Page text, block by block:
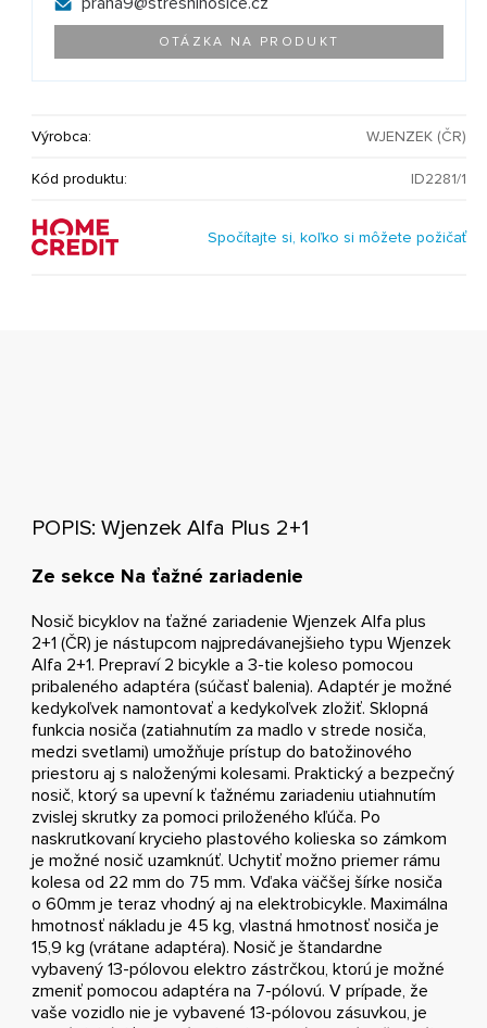
OTÁZKA NA PRODUKT
Výrobca: WJENZEK (ČR)
Kód produktu: ID2281/1
Spočítajte si, koľko si môžete požičať
POPIS: Wjenzek Alfa Plus 2+1
Ze sekce Na ťažné zariadenie
Nosič bicyklov na ťažné zariadenie Wjenzek Alfa plus
2+1 (ČR) je nástupcom najpredávanejšieho typu Wjenzek
Alfa 2+1. Prepraví 2 bicykle a 3-tie koleso pomocou
pribaleného adaptéra (súčasť balenia). Adaptér je možné
kedykoľvek namontovať a kedykoľvek zložiť. Sklopná
funkcia nosiča (zatiahnutím za madlo v strede nosiča,
medzi svetlami) umožňuje prístup do batožinového
priestoru aj s naloženými kolesami. Praktický a bezpečný
nosič, ktorý sa upevní k ťažnému zariadeniu utiahnutím
zvislej skrutky za pomoci priloženého kľúča. Po
naskrutkovaní krycieho plastového kolieska so zámkom
je možné nosič uzamknúť. Uchytiť možno priemer rámu
kolesa od 22 mm do 75 mm. Vďaka väčšej šírke nosiča
o 60mm je teraz vhodný aj na elektrobicykle. Maximálna
hmotnosť nákladu je 45 kg, vlastná hmotnosť nosiča je
15,9 kg (vrátane adaptéra). Nosič je štandardne
vybavený 13-pólovou elektro zástrčkou, ktorú je možné
zmeniť pomocou adaptéra na 7-pólovú. V prípade, že
vaše vozidlo nie je vybavené 13-pólovou zásuvkou, je